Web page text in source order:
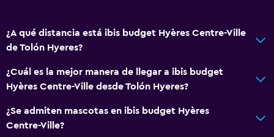
La comida se puede entregar en el alojamiento
Máquina expendedora (bebidas)
Máquina expendedora (botanas)
Bar de tapas
Salud y seguridad
¿A qué distancia está ibis budget Hyères Centre-Ville
de Tolón Hyeres?
¿Cuál es la mejor manera de llegar a ibis budget
Hyères Centre-Ville desde Tolón Hyeres?
¿Se admiten mascotas en ibis budget Hyères
Centre-Ville?